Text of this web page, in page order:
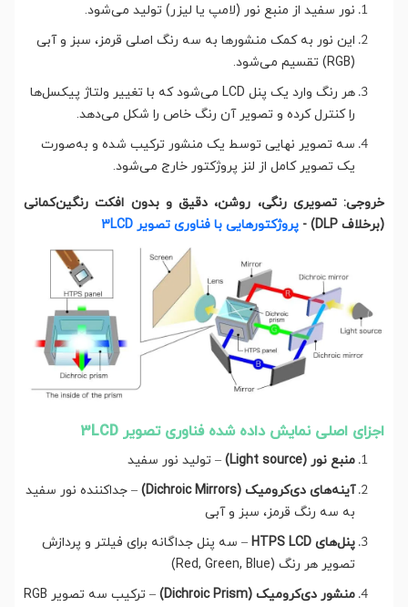
نور سفید از منبع نور (لامپ یا لیزر) تولید می‌شود.
این نور به کمک منشورها به سه رنگ اصلی قرمز، سبز و آبی
(RGB) تقسیم می‌شود.
هر رنگ وارد یک پنل LCD می‌شود که با تغییر ولتاژ پیکسل‌ها
را کنترل کرده و تصویر آن رنگ خاص را شکل می‌دهد.
سه تصویر نهایی توسط یک منشور ترکیب شده و به‌صورت
یک تصویر کامل از لنز پروژکتور خارج می‌شود.
خروجی: تصویری رنگی، روشن، دقیق و بدون افکت رنگین‌کمانی
(برخلاف DLP) -
پروژکتورهایی با فناوری تصویر 3LCD
اجزای اصلی نمایش داده شده فناوری تصویر 3LCD
منبع نور (Light source)
– تولید نور سفید
آینه‌های دی‌کرومیک (Dichroic Mirrors)
– جداکننده نور سفید
به سه رنگ قرمز، سبز و آبی
پنل‌های HTPS LCD
– سه پنل جداگانه برای فیلتر و پردازش
تصویر هر رنگ (Red, Green, Blue)
منشور دی‌کرومیک (Dichroic Prism)
– ترکیب سه تصویر RGB